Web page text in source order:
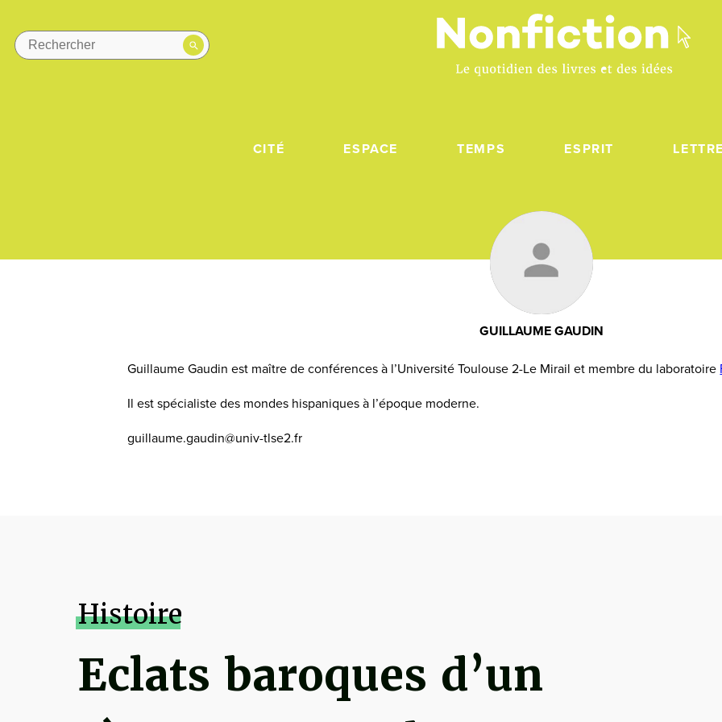
CITÉ ESPACE TEMPS ESPRIT
GUILLAUME GAUDIN
Guillaume Gaudin est maître de conférences à l’Université Toulouse 2-Le Mirail et membre du laboratoire
Il est spécialiste des mondes hispaniques à l’époque moderne.
guillaume.gaudin@univ-tlse2.fr
Histoire
Eclats baroques d’un